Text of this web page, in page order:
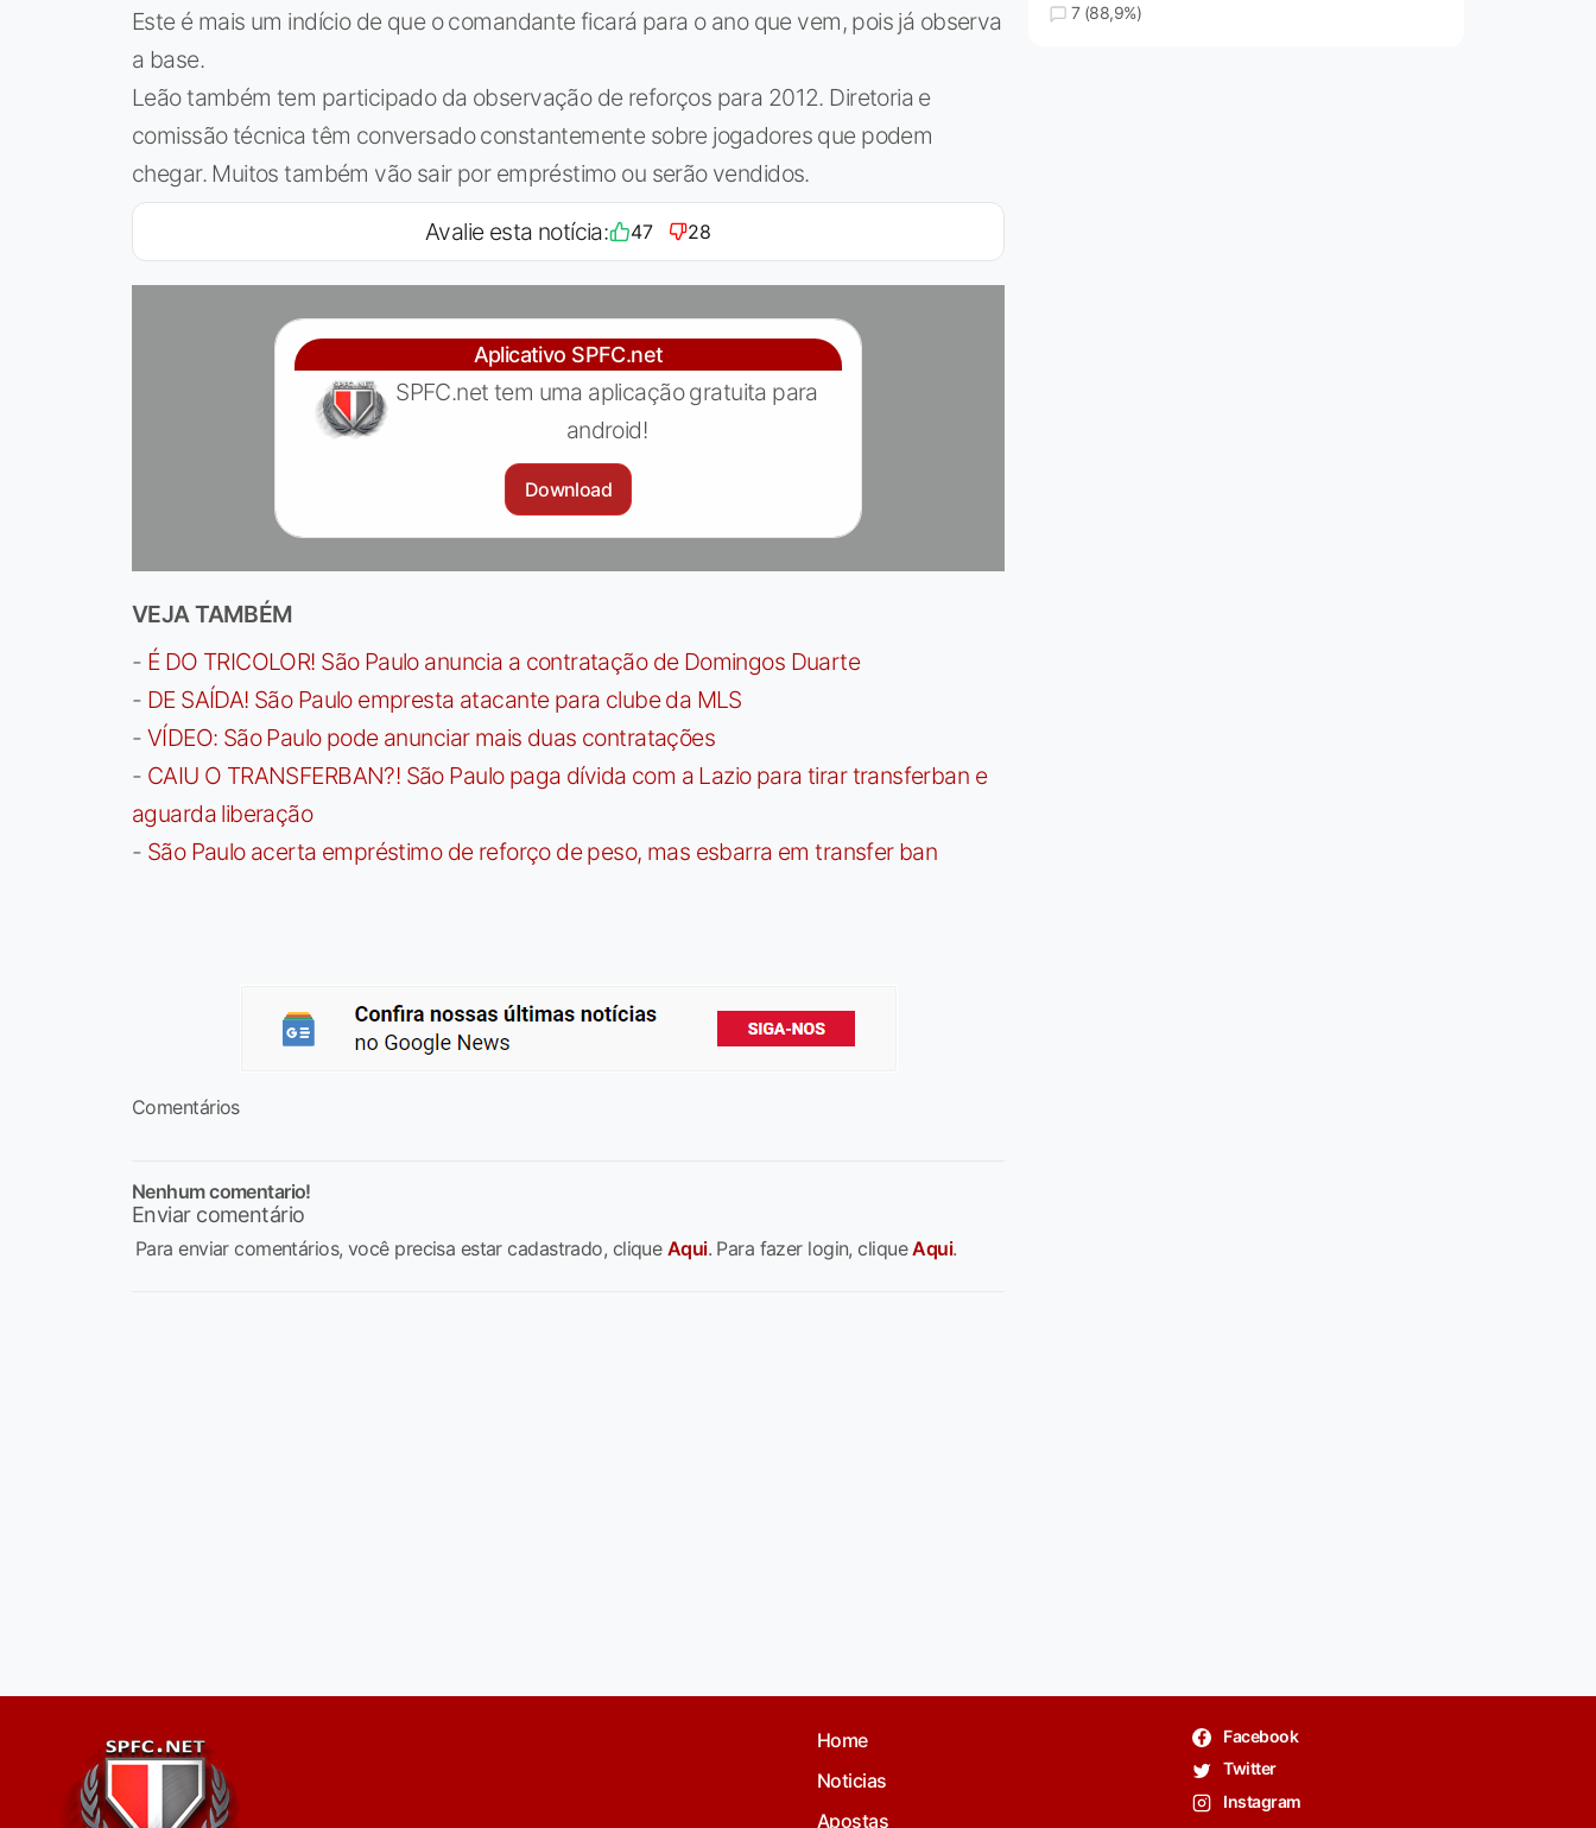
Este é mais um indício de que o comandante ficará para o ano que vem, pois já observa
a base.
Leão também tem participado da observação de reforços para 2012. Diretoria e
comissão técnica têm conversado constantemente sobre jogadores que podem
chegar. Muitos também vão sair por empréstimo ou serão vendidos.
Avalie esta notícia: 47 28
Aplicativo SPFC.net
SPFC.net tem uma aplicação gratuita para
android!
Download
VEJA TAMBÉM
- É DO TRICOLOR! São Paulo anuncia a contratação de Domingos Duarte
- DE SAÍDA! São Paulo empresta atacante para clube da MLS
- VÍDEO: São Paulo pode anunciar mais duas contratações
- CAIU O TRANSFERBAN?! São Paulo paga dívida com a Lazio para tirar transferban e
aguarda liberação
- São Paulo acerta empréstimo de reforço de peso, mas esbarra em transfer ban
Comentários
Nenhum comentario!
Enviar comentário
Para enviar comentários, você precisa estar cadastrado, clique Aqui. Para fazer login, cliqueAqui.
7 (88,9%)
Home
Noticias
Apostas
Facebook
Twitter
Instagram